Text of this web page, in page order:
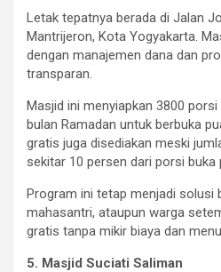
Letak tepatnya berada di Jalan
Mantrijeron, Kota Yogyakarta.
dengan manajemen dana dan
transparan.
Masjid ini menyiapkan 3800
bulan Ramadan untuk berbuka
gratis juga disediakan meski
sekitar 10 persen dari porsi buka
Program ini tetap menjadi solusi
mahasantri, ataupun warga
gratis tanpa mikir biaya dan
5. Masjid Suciati Saliman